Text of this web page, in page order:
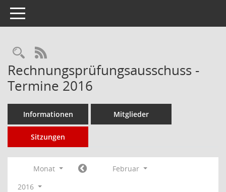
Toggle navigation
Rechercheauswahl
RSS-Feed
Rechnungsprüfungsausschuss -
Termine 2016
Informationen Mitglieder
Sitzungen
Monat
Februar
2016